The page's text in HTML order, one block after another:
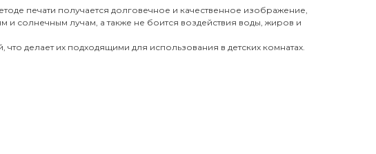
печати получается долговечное и качественное изображение,
и солнечным лучам, а также не боится воздействия воды, жиров и
делает их подходящими для использования в детских комнатах.